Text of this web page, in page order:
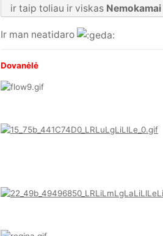
ir taip toliau ir viskas Nemokamai
Ir man neatidaro
Dovanėlė